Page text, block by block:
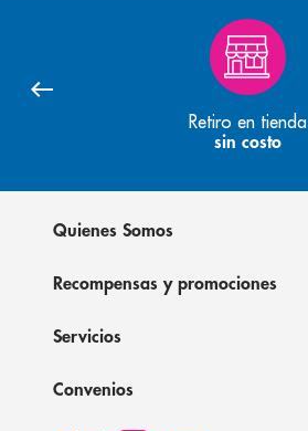
Retiro en tienda
sin costo
Quienes Somos
Recompensas y promociones
Servicios
Convenios